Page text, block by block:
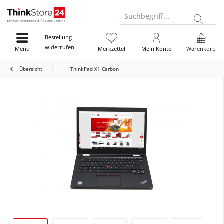
Suchbegriff...
Bestellung
widerrufen
Warenkorb
Merkzettel Mein Konto
Menü
Übersicht ThinkPad X1 Carbon